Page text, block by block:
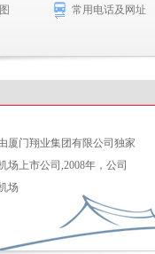
常用电话及网址
厦门翔业集团有限公司独家
场上市公司,2008年，公司
场